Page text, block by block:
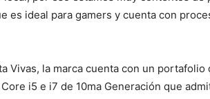
es ideal para gamers y cuenta con
Vivas, la marca cuenta con un
i5 e i7 de 10ma Generación que